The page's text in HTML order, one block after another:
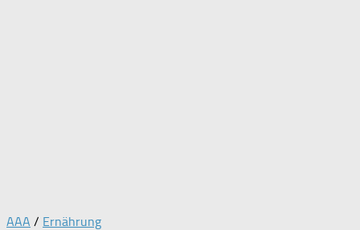
AAA / Ernährung